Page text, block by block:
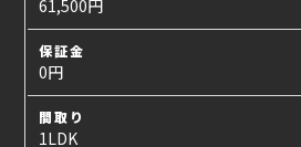
61,500円
保証金
0円
間取り
1LDK